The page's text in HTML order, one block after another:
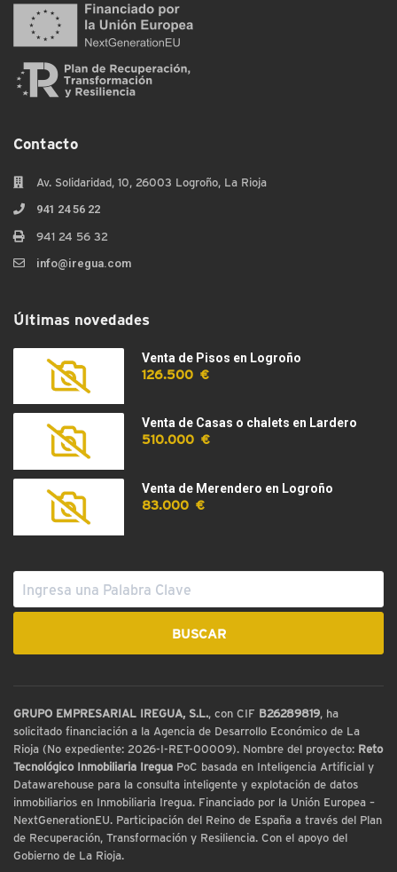
Contacto
Av. Solidaridad, 10, 26003 Logroño, La Rioja
941 24 56 22
941 24 56 32
info@iregua.com
Últimas novedades
Venta de Pisos en Logroño
126.500 €
Venta de Casas o chalets en Lardero
510.000 €
Venta de Merendero en Logroño
83.000 €
GRUPO EMPRESARIAL IREGUA, S.L., con CIF B26289819, ha
solicitado financiación a la Agencia de Desarrollo Económico de La
Rioja (No expediente: 2026-I-RET-00009). Nombre del proyecto: Reto
Tecnológico Inmobiliaria Iregua PoC basada en Inteligencia Artificial y
Datawarehouse para la consulta inteligente y explotación de datos
inmobiliarios en Inmobiliaria Iregua. Financiado por la Unión Europea –
NextGenerationEU. Participación del Reino de España a través del Plan
de Recuperación, Transformación y Resiliencia. Con el apoyo del
Gobierno de La Rioja.